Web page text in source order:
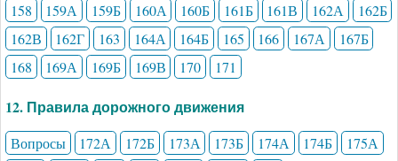
158
159А 159Б 160А 160Б 161Б 161В 162А
162Б
162В
162Г 163 164А 164Б 165 166 167А
167Б
168
169А 169Б 169В 170 171
12. Правила дорожного движения
Вопросы 172А 172Б 173А 173Б 174А 174Б
175А